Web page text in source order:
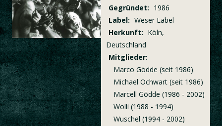
Gegründet: 1986
Label: Weser Label
Herkunft: Köln,
Deutschland
Mitglieder:
Marco Gödde (seit 1986)
Michael Ochwart (seit 1986)
Marcell Gödde (1986 - 2002)
Wolli (1988 - 1994)
Wuschel (1994 - 2002)